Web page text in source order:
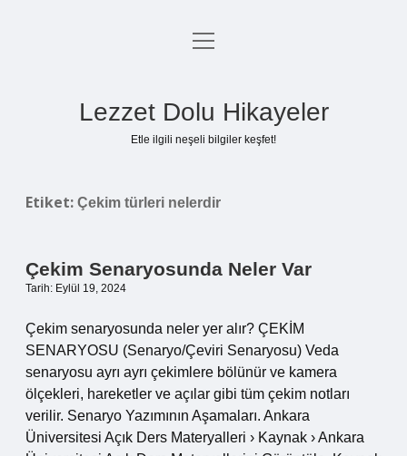
Anasayfa
menüyü
Lezzet Dolu Hikayeler
Etle ilgili neşeli bilgiler keşfet!
Etiket: Çekim türleri nelerdir
Çekim Senaryosunda Neler Var
Tarih: Eylül 19, 2024
Çekim senaryosunda neler yer alır? ÇEKİM
SENARYOSU (Senaryo/Çeviri Senaryosu) Veda
senaryosu ayrı ayrı çekimlere bölünür ve kamera
ölçekleri, hareketler ve açılar gibi tüm çekim notları
verilir. Senaryo Yazımının Aşamaları. Ankara
Üniversitesi Açık Ders Materyalleri › Kaynak › Ankara